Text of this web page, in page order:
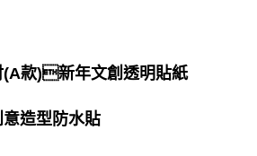
(A款)新年文創透明貼紙
造型防水貼